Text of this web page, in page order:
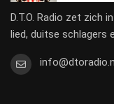
D.T.O. Radio zet zich
lied, duitse schlagers